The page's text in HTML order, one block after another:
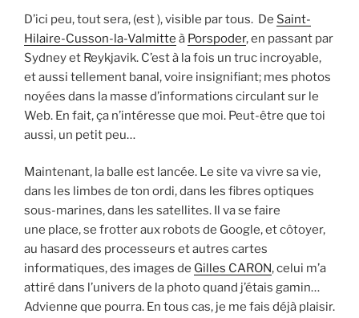
D’ici peu, tout sera, (est ), visible par tous. De Saint-
Hilaire-Cusson-la-Valmitte à Porspoder, en passant par
Sydney et Reykjavik. C’est à la fois un truc incroyable,
et aussi tellement banal, voire insignifiant; mes photos
noyées dans la masse d’informations circulant sur le
Web. En fait, ça n’intéresse que moi. Peut-être que toi
aussi, un petit peu…
Maintenant, la balle est lancée. Le site va vivre sa vie,
dans les limbes de ton ordi, dans les fibres optiques
sous-marines, dans les satellites. Il va se faire
une place, se frotter aux robots de Google, et côtoyer,
au hasard des processeurs et autres cartes
informatiques, des images de Gilles CARON, celui m’a
attiré dans l’univers de la photo quand j’étais gamin…
Advienne que pourra. En tous cas, je me fais déjà plaisir.